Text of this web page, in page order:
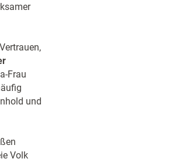
Frau
und
Volk